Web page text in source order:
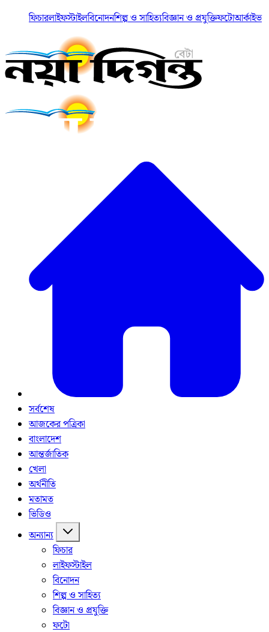
ফিচারলাইফস্টাইলবিনোদনশিল্প ও সাহিত্যবিজ্ঞান ও প্রযুক্তিফটোআর্কাইভ
সর্বশেষ
আজকের পত্রিকা
বাংলাদেশ
আন্তর্জাতিক
খেলা
অর্থনীতি
মতামত
ভিডিও
অন্যান্য
ফিচার
লাইফস্টাইল
বিনোদন
শিল্প ও সাহিত্য
বিজ্ঞান ও প্রযুক্তি
ফটো